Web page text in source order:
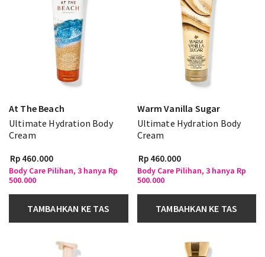
At The Beach
Ultimate Hydration Body
Cream
Rp 460.000
Body Care Pilihan, 3 hanya Rp
500.000
TAMBAHKAN KE TAS
Warm Vanilla Sugar
Ultimate Hydration Body
Cream
Rp 460.000
Body Care Pilihan, 3 hanya Rp
500.000
TAMBAHKAN KE TAS